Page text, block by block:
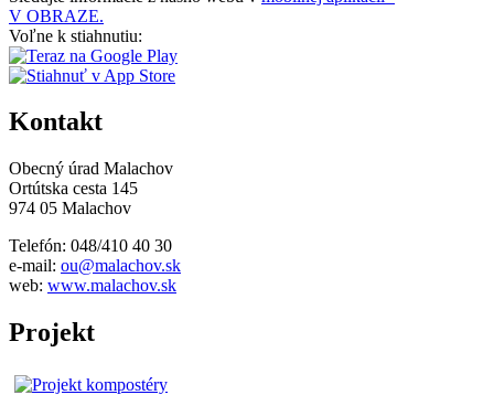
V OBRAZE.
Voľne k stiahnutiu:
Kontakt
Obecný úrad Malachov
Ortútska cesta 145
974 05 Malachov
Telefón: 048/410 40 30
e-mail: ou@malachov.sk
web: www.malachov.sk
Projekt